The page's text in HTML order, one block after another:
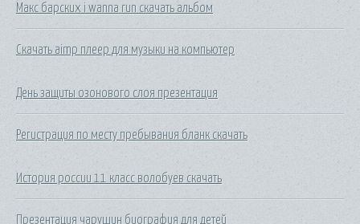
Макс барских i wanna run скачать альбом
Скачать aimp плеер для музыки на компьютер
День защиты озонового слоя презентация
Регистрация по месту пребывания бланк скачать
История россии 11 класс волобуев скачать
Презентация чарушин биография для детей